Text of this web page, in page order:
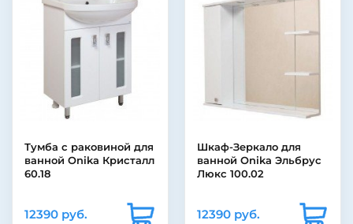
Тумба с раковиной для
ванной Onika Кристалл
60.18
12390 руб.
Шкаф-Зеркало для
ванной Onika Эльбрус
Люкс 100.02
12390 руб.